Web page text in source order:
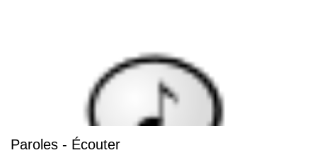
Paroles - Écouter